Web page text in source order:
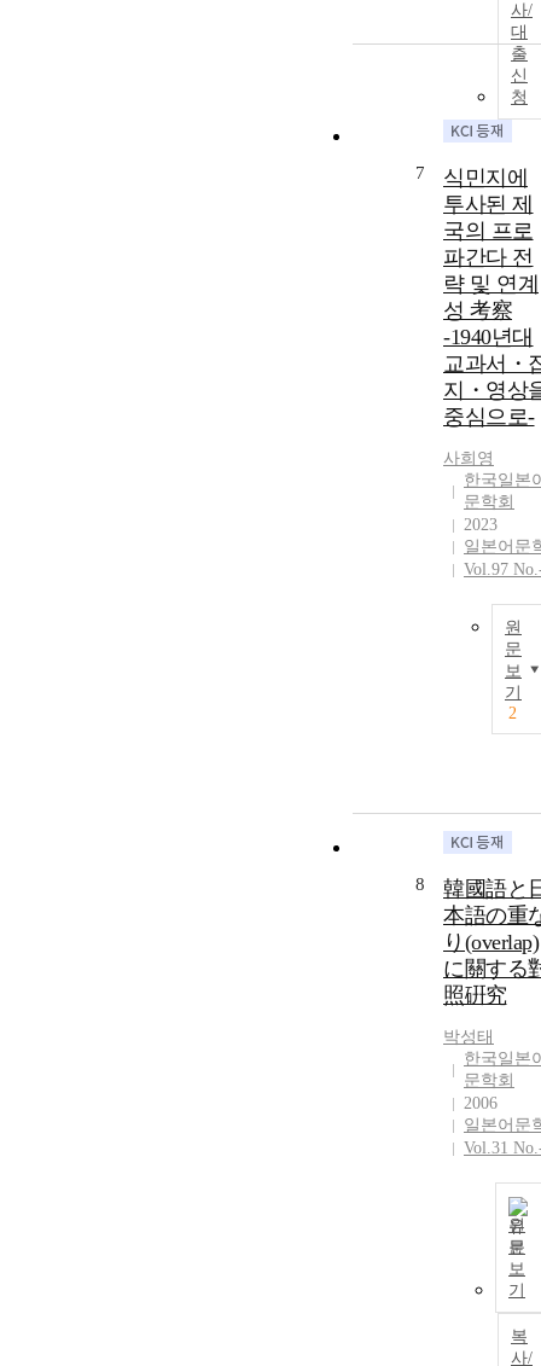
사/
대
출
신
청
7
식민지에
투사된 제
국의 프로
파간다 전
략 및 연계
성 考察
-1940년대
교과서・
지・영상
중심으로-
사희영
한국일본
문학회
2023
일본어문
Vol.97
원
문
보
기
2
8
韓國語と
本語の重
り(overlap)
に關する
照硏究
박성태
한국일본
문학회
2006
일본어문
Vol.31
원
문
보
기
복
사/